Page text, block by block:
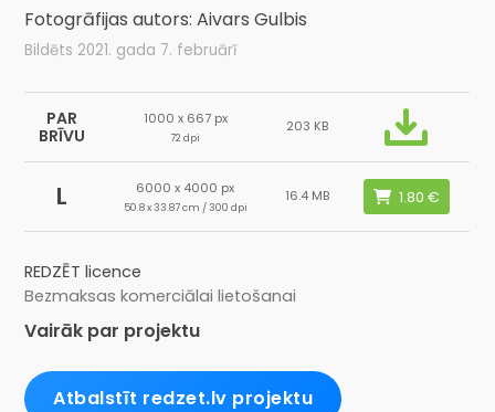
Fotogrāfijas autors: Aivars Gulbis
Bildēts 2021. gada 7. februārī
PAR
BRĪVU
1000 x 667 px
72 dpi
203 KB
L 6000 x 4000 px
50.8 x 33.87 cm / 300 dpi
16.4 MB
REDZĒT licence
Bezmaksas komerciālai lietošanai
Vairāk par projektu
Atbalstīt redzet.lv projektu